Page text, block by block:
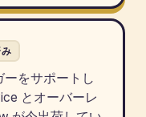
をサポートし
とオーバーレ